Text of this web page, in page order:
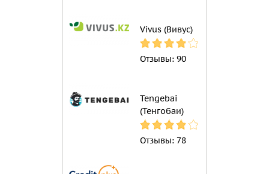
Vivus (Вивус)
Отзывы: 90
Tengebai
(Тенгобаи)
Отзывы: 78